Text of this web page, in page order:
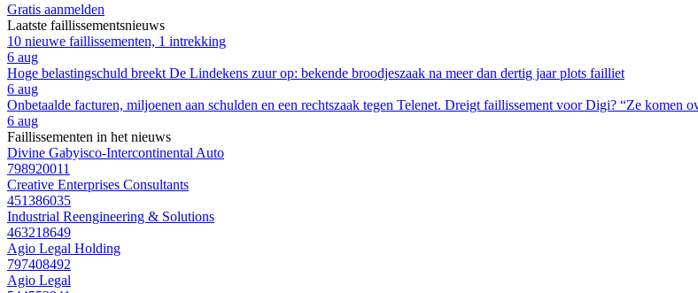
Gratis aanmelden
Laatste faillissementsnieuws
10 nieuwe faillissementen, 1 intrekking
6 aug
Hoge belastingschuld breekt De Lindekens zuur op: bekende broodjeszaak na meer dan dertig jaar plots failliet
6 aug
Onbetaalde facturen, miljoenen aan schulden en een rechtszaak tegen Telenet. Dreigt faillissement voor Digi? “Ze komen
6 aug
Faillissementen in het nieuws
Divine Gabyisco-Intercontinental Auto
798920011
Creative Enterprises Consultants
451386035
Industrial Reengineering & Solutions
463218649
Agio Legal Holding
797408492
Agio Legal